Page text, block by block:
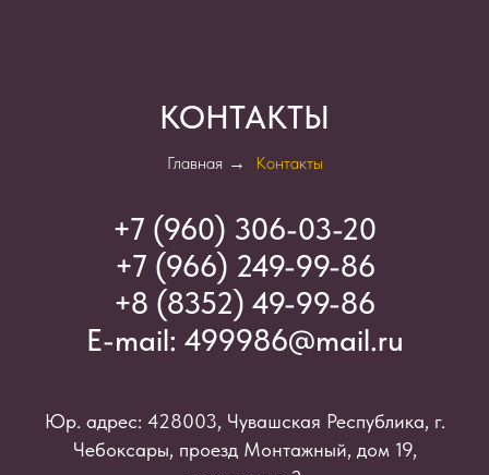
КОНТАКТЫ
Главная → Контакты
+7 (960) 306-03-20
+7 (966) 249-99-86
+8 (8352) 49-99-86
E-mail: 499986@mail.ru
Юр. адрес: 428003, Чувашская Республика, г.
Чебоксары, проезд Монтажный, дом 19,